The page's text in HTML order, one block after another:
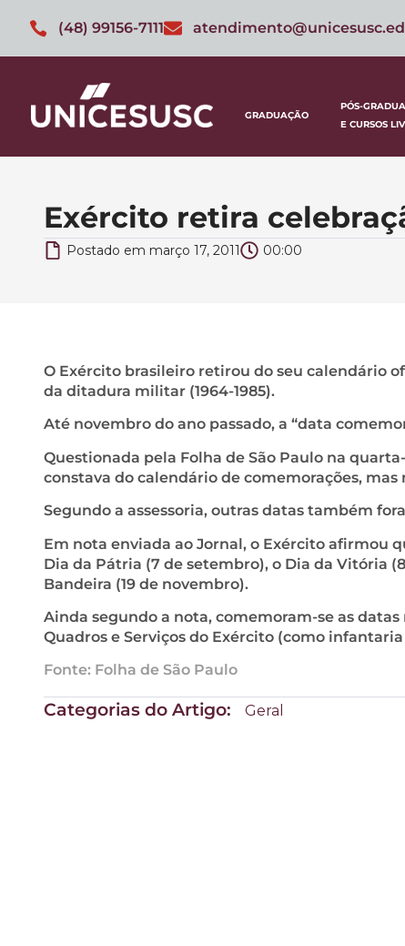
(48) 99156-7111
GRADUAÇÃO
PÓS-
E CURSOS
Exército retira
Postado em março 17, 2011 00:00
O Exército brasileiro retirou do seu calendário
da ditadura militar (1964-1985).
Até novembro do ano passado, a “data
Questionada pela Folha de São Paulo na
constava do calendário de comemorações,
Segundo a assessoria, outras datas também
Em nota enviada ao Jornal, o Exército afirmou
Dia da Pátria (7 de setembro), o Dia da Vitória
Bandeira (19 de novembro).
Ainda segundo a nota, comemoram-se as
Quadros e Serviços do Exército (como
Fonte: Folha de São Paulo
Categorias do Artigo: Geral